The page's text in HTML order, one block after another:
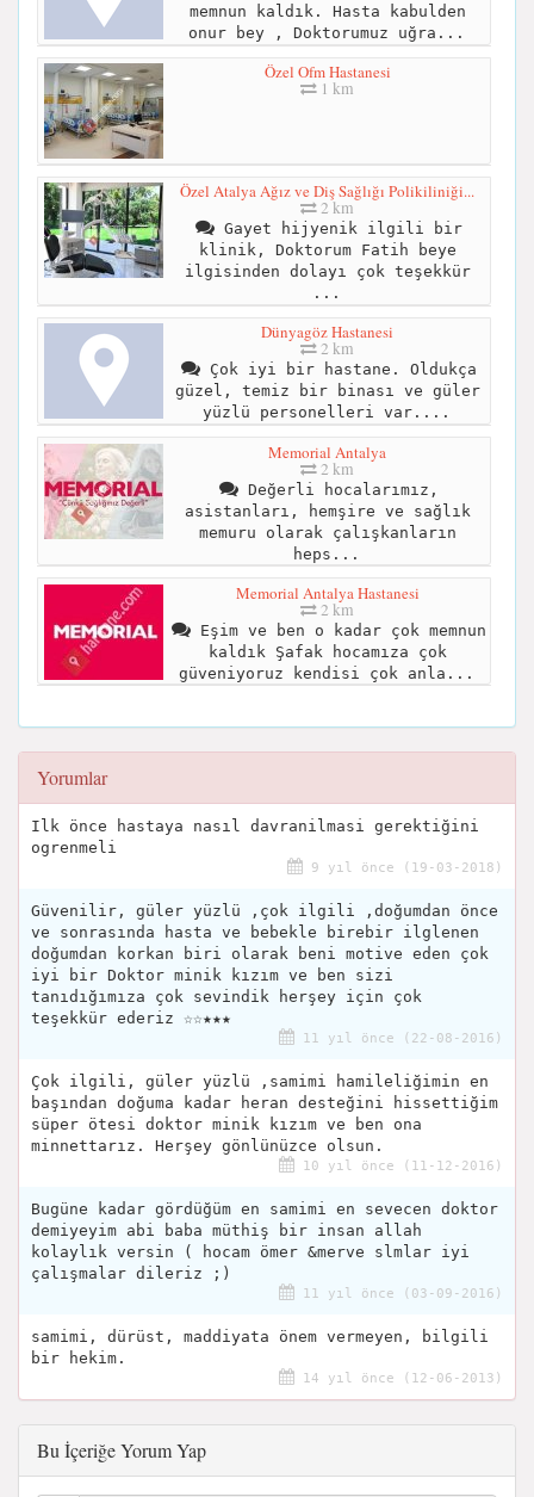
memnun kaldık. Hasta kabulden
onur bey , Doktorumuz uğra...
Özel Ofm Hastanesi
1 km
Özel Atalya Ağız ve Diş Sağlığı Polikiliniği...
2 km
Gayet hijyenik ilgili bir
klinik, Doktorum Fatih beye
ilgisinden dolayı çok teşekkür
...
Dünyagöz Hastanesi
2 km
Çok iyi bir hastane. Oldukça
güzel, temiz bir binası ve güler
yüzlü personelleri var....
Memorial Antalya
2 km
Değerli hocalarımız,
asistanları, hemşire ve sağlık
memuru olarak çalışkanların
heps...
Memorial Antalya Hastanesi
2 km
Eşim ve ben o kadar çok memnun
kaldık Şafak hocamıza çok
güveniyoruz kendisi çok anla...
Yorumlar
Ilk önce hastaya nasıl davranilmasi gerektiğini
ogrenmeli
9 yıl önce (19-03-2018)
Güvenilir, güler yüzlü ,çok ilgili ,doğumdan önce
ve sonrasında hasta ve bebekle birebir ilglenen
doğumdan korkan biri olarak beni motive eden çok
iyi bir Doktor minik kızım ve ben sizi
tanıdığımıza çok sevindik herşey için çok
teşekkür ederiz ☆☆★★★
11 yıl önce (22-08-2016)
Çok ilgili, güler yüzlü ,samimi hamileliğimin en
başından doğuma kadar heran desteğini hissettiğim
süper ötesi doktor minik kızım ve ben ona
minnettarız. Herşey gönlünüzce olsun.
10 yıl önce (11-12-2016)
Bugüne kadar gördüğüm en samimi en sevecen doktor
demiyeyim abi baba müthiş bir insan allah
kolaylık versin ( hocam ömer &merve slmlar iyi
çalışmalar dileriz ;)
11 yıl önce (03-09-2016)
samimi, dürüst, maddiyata önem vermeyen, bilgili
bir hekim.
14 yıl önce (12-06-2013)
Bu İçeriğe Yorum Yap